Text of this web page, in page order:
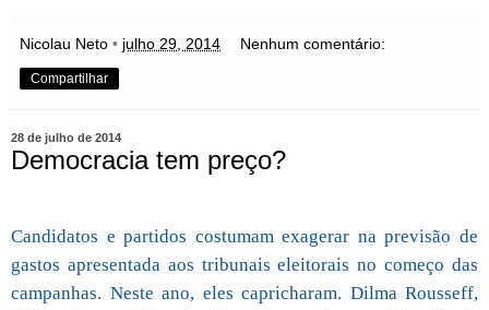
Nicolau Neto • julho 29, 2014 Nenhum comentário:
Compartilhar
28 de julho de 2014
Democracia tem preço?
Candidatos e partidos costumam exagerar na previsão de
gastos apresentada aos tribunais eleitorais no começo das
campanhas. Neste ano, eles capricharam. Dilma Rousseff,